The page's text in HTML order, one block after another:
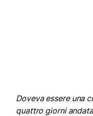
Doveva essere una
quattro giorni